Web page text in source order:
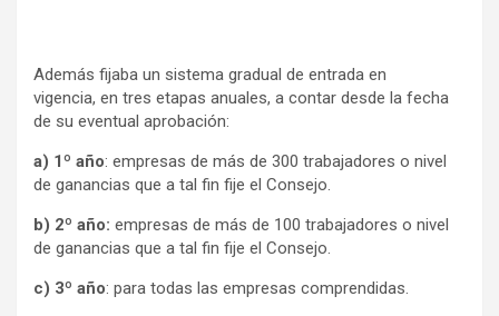
Además fijaba un sistema gradual de entrada en
vigencia, en tres etapas anuales, a contar desde la fecha
de su eventual aprobación:
a) 1º año: empresas de más de 300 trabajadores o nivel
de ganancias que a tal fin fije el Consejo.
b) 2º año: empresas de más de 100 trabajadores o nivel
de ganancias que a tal fin fije el Consejo.
c) 3º año: para todas las empresas comprendidas.